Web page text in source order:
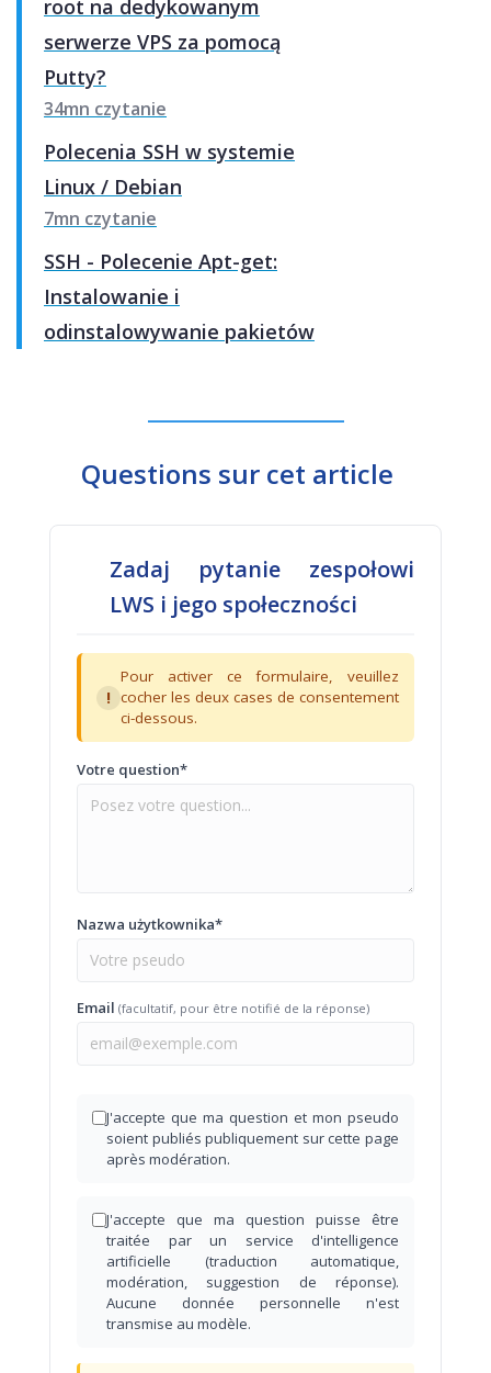
root na dedykowanym
serwerze VPS za pomocą
Putty?
34mn czytanie
Polecenia SSH w systemie
Linux / Debian
7mn czytanie
SSH - Polecenie Apt-get:
Instalowanie i
odinstalowywanie pakietów
Questions sur cet article
Zadaj pytanie zespołowi
LWS i jego społeczności
!
Pour activer ce formulaire, veuillez
cocher les deux cases de consentement
ci-dessous.
Votre question*
Nazwa użytkownika*
Email (facultatif, pour être notifié de la réponse)
J'accepte que ma question et mon pseudo
soient publiés publiquement sur cette page
après modération.
J'accepte que ma question puisse être
traitée par un service d'intelligence
artificielle (traduction automatique,
modération, suggestion de réponse).
Aucune donnée personnelle n'est
transmise au modèle.